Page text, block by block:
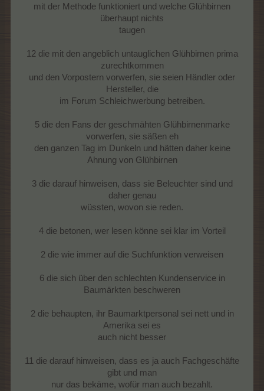
mit der Methode funktioniert und welche Glühbirnen
überhaupt nichts
taugen
12 die mit den angeblich untauglichen Glühbirnen prima
zurechtkommen
und den Vorpostern vorwerfen, sie seien Händler oder
Hersteller, die
im Forum Schleichwerbung betreiben.
5 die den Fans der geschmähten Glühbirnenmarke
vorwerfen, sie säßen eh
den ganzen Tag im Dunkeln und hätten daher keine
Ahnung von Glühbirnen
3 die darauf hinweisen, dass sie Beleuchter sind und
daher genau
wüssten, wovon sie reden.
4 die betonen, wer lesen könne sei klar im Vorteil
2 die wie immer auf die Suchfunktion verweisen
6 die sich über den schlechten Kundenservice in
Baumärkten beschweren
2 die behaupten, ihr Baumarktpersonal sei nett und in
Amerika sei es
auch nicht besser
11 die darauf hinweisen, dass es ja auch Fachgeschäfte
gibt und man
nur das bekäme, wofür man auch bezahlt.